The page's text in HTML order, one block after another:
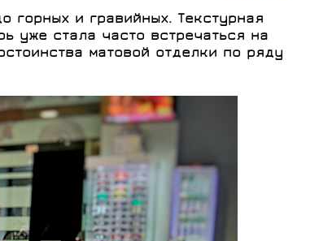
ГРУППЫ
SALOMON VORTEX
горных и гравийных. Текстурная
уже стала часто встречаться на
матовой отделки по ряду